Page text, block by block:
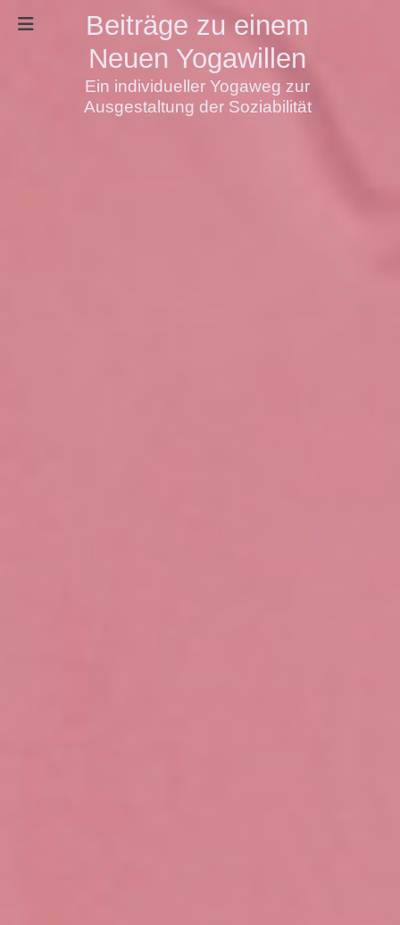
Beiträge zu einem
Neuen Yogawillen
Ein individueller Yogaweg zur
Ausgestaltung der Soziabilität